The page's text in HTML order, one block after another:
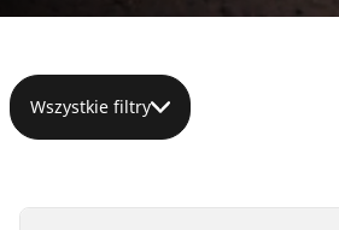
Wszystkie filtry